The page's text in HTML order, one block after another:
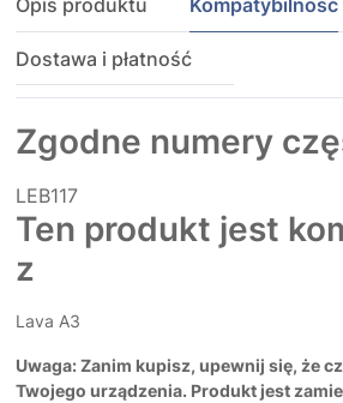
Opis produktu Kompatybilność
Dostawa i płatność
Zgodne numery
LEB117
Ten produkt jest
z
Lava A3
Uwaga: Zanim kupisz, upewnij się, że
Twojego urządzenia. Produkt jest